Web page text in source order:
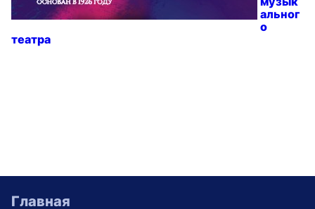
альног
о
театра
Главная